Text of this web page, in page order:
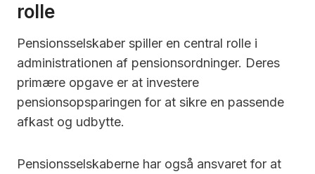
rolle
Pensionsselskaber spiller en central rolle i
administrationen af pensionsordninger. Deres
primære opgave er at investere
pensionsopsparingen for at sikre en passende
afkast og udbytte.
Pensionsselskaberne har også ansvaret for at